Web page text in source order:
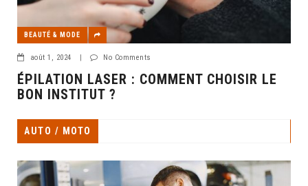
BEAUTÉ & MODE
août 1, 2024 | No Comments
ÉPILATION LASER : COMMENT CHOISIR LE
BON INSTITUT ?
AUTO / MOTO